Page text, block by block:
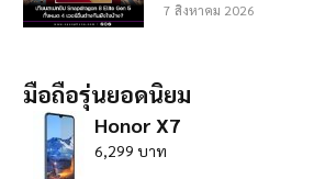
7 สิงหาคม 2026
มือถือรุ่นยอดนิยม
Honor X7
6,299 บาท